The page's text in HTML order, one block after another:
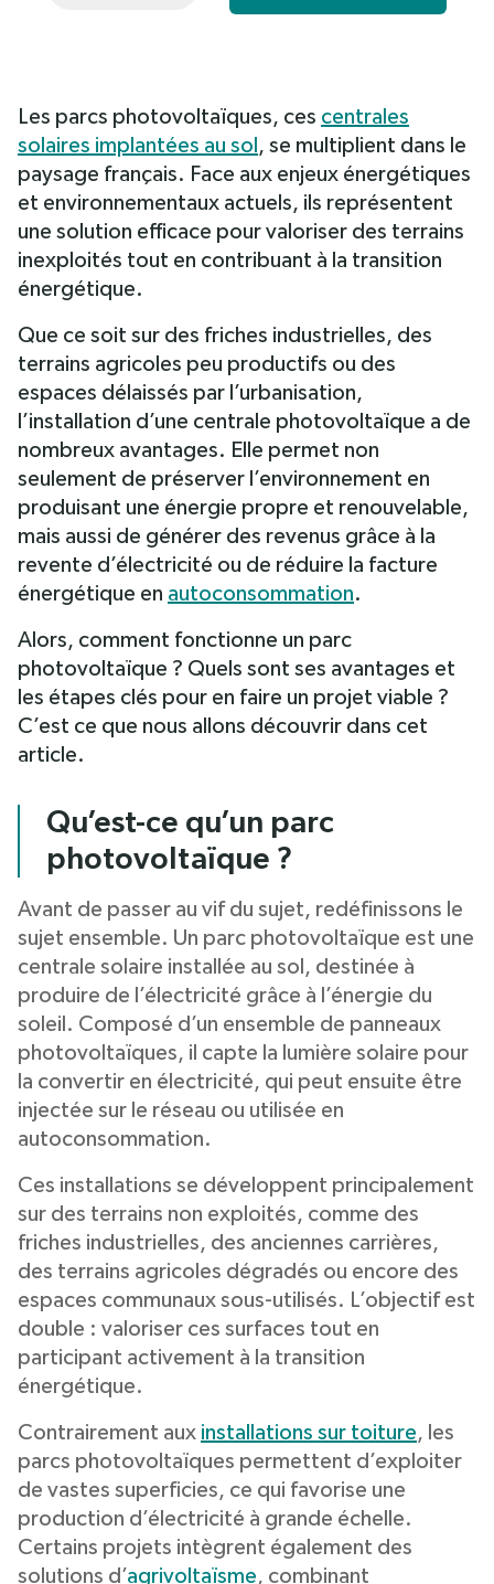
Qu’est-ce qu’un parc
photovoltaïque ?
L’essor fulgurant des
centrales solaires au sol
Pourquoi installer un parc
photovoltaïque sur un terrain
non exploité ?
Comment choisir
l’emplacement d’un parc
Quel est le coût d’installation
?
Arkolia vous accompagne
dans votre projet de centrale
photovoltaïque
Les parcs photovoltaïques, ces centrales
solaires implantées au sol , se multiplient dans le
paysage français. Face aux enjeux énergétiques
et environnementaux actuels, ils représentent
une solution efficace pour valoriser des terrains
inexploités tout en contribuant à la transition
énergétique.
Que ce soit sur des friches industrielles, des
terrains agricoles peu productifs ou des
espaces délaissés par l’urbanisation,
l’installation d’une centrale photovoltaïque a de
nombreux avantages. Elle permet non
seulement de préserver l’environnement en
produisant une énergie propre et renouvelable,
mais aussi de générer des revenus grâce à la
revente d’électricité ou de réduire la facture
énergétique en autoconsommation.
Alors, comment fonctionne un parc
photovoltaïque ? Quels sont ses avantages et
les étapes clés pour en faire un projet viable ?
C’est ce que nous allons découvrir dans cet
article.
Qu’est-ce qu’un parc
photovoltaïque ?
Avant de passer au vif du sujet, redéfinissons le
sujet ensemble. Un parc photovoltaïque est une
centrale solaire installée au sol, destinée à
produire de l’électricité grâce à l’énergie du
soleil. Composé d’un ensemble de panneaux
photovoltaïques, il capte la lumière solaire pour
la convertir en électricité, qui peut ensuite être
injectée sur le réseau ou utilisée en
autoconsommation.
Ces installations se développent principalement
sur des terrains non exploités, comme des
friches industrielles, des anciennes carrières,
des terrains agricoles dégradés ou encore des
espaces communaux sous-utilisés. L’objectif est
double : valoriser ces surfaces tout en
participant activement à la transition
énergétique.
Contrairement aux installations sur toiture, les
parcs photovoltaïques permettent d’exploiter
de vastes superficies, ce qui favorise une
production d’électricité à grande échelle.
Certains projets intègrent également des
solutions d’agrivoltaïsme, combinant